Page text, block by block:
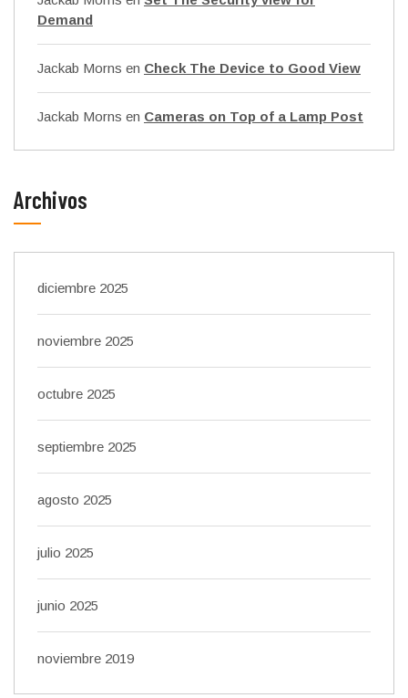
Demand
Jackab Morns en Check The Device to Good View
Jackab Morns en Cameras on Top of a Lamp Post
Archivos
diciembre 2025
noviembre 2025
octubre 2025
septiembre 2025
agosto 2025
julio 2025
junio 2025
noviembre 2019